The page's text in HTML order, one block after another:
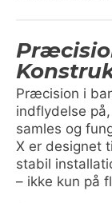
Præcision i
indflydelse
samles og
X er designet
stabil
– ikke kun på